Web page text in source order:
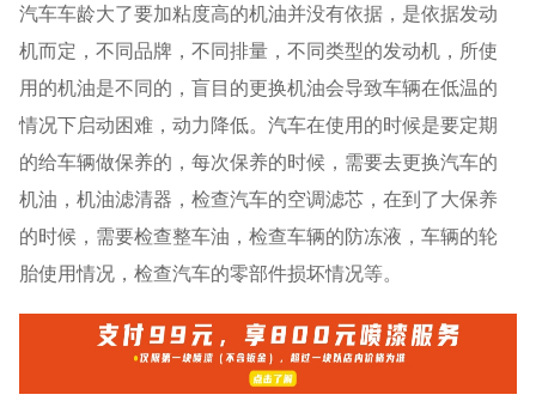
汽车车龄大了要加粘度高的机油并没有依据，是依据发动
机而定，不同品牌，不同排量，不同类型的发动机，所使
用的机油是不同的，盲目的更换机油会导致车辆在低温的
情况下启动困难，动力降低。汽车在使用的时候是要定期
的给车辆做保养的，每次保养的时候，需要去更换汽车的
机油，机油滤清器，检查汽车的空调滤芯，在到了大保养
的时候，需要检查整车油，检查车辆的防冻液，车辆的轮
胎使用情况，检查汽车的零部件损坏情况等。